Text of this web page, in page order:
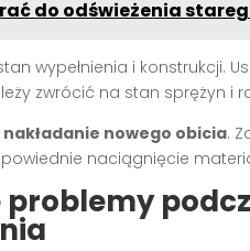
do odświeżenia
wypełnienia i konstrukcji.
zwrócić na stan sprężyn i
nakładanie nowego obicia.
naciągnięcie
problemy